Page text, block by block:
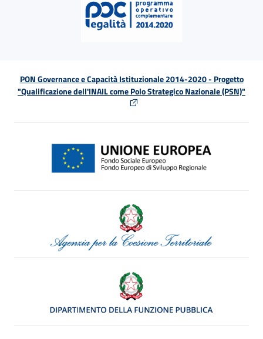
PON Governance e Capacità Istituzionale 2014-2020 - Progetto
"Qualificazione dell'INAIL come Polo Strategico Nazionale (PSN)"